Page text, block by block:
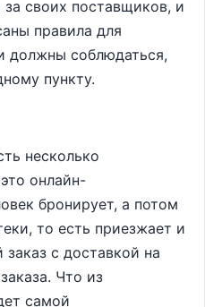
своих поставщиков, и
правила для
должны соблюдаться,
пункту.
несколько
онлайн-
бронирует, а потом
то есть приезжает и
с доставкой на
Что из
самой